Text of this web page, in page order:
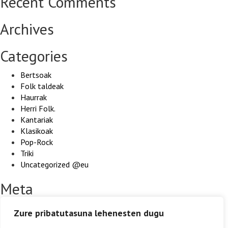
Zure pribatutasuna lehenesten dugu
Archives
Categories
Bertsoak
Folk taldeak
Haurrak
Herri Folk.
Kantariak
Klasikoak
Pop-Rock
Triki
Uncategorized @eu
Meta
Entries feed